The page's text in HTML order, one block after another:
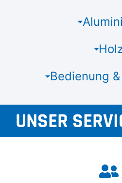
Bedienung
UNSER